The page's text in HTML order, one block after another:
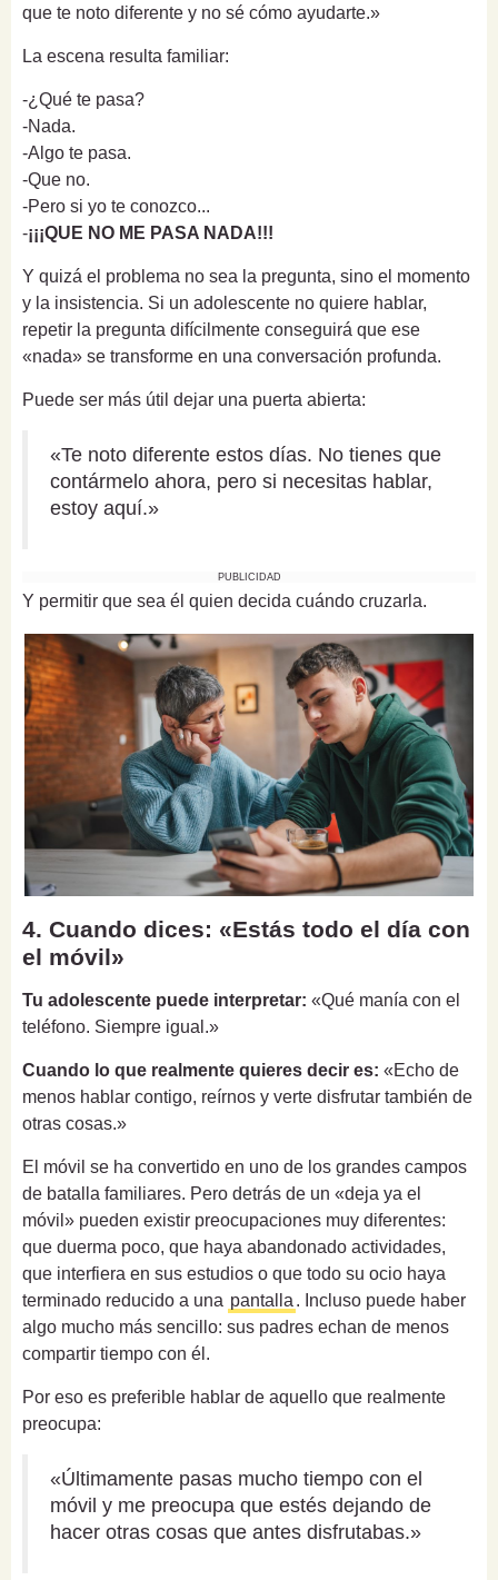
que te noto diferente y no sé cómo ayudarte.»
La escena resulta familiar:
-¿Qué te pasa?
-Nada.
-Algo te pasa.
-Que no.
-Pero si yo te conozco...
-¡¡¡QUE NO ME PASA NADA!!!
Y quizá el problema no sea la pregunta, sino el momento
y la insistencia. Si un adolescente no quiere hablar,
repetir la pregunta difícilmente conseguirá que ese
«nada» se transforme en una conversación profunda.
Puede ser más útil dejar una puerta abierta:
«Te noto diferente estos días. No tienes que
contármelo ahora, pero si necesitas hablar,
estoy aquí.»
PUBLICIDAD
Y permitir que sea él quien decida cuándo cruzarla.
4. Cuando dices: «Estás todo el día con
el móvil»
Tu adolescente puede interpretar: «Qué manía con el
teléfono. Siempre igual.»
Cuando lo que realmente quieres decir es: «Echo de
menos hablar contigo, reírnos y verte disfrutar también de
otras cosas.»
El móvil se ha convertido en uno de los grandes campos
de batalla familiares. Pero detrás de un «deja ya el
móvil» pueden existir preocupaciones muy diferentes:
que duerma poco, que haya abandonado actividades,
que interfiera en sus estudios o que todo su ocio haya
terminado reducido a una pantalla . Incluso puede haber
algo mucho más sencillo: sus padres echan de menos
compartir tiempo con él.
Por eso es preferible hablar de aquello que realmente
preocupa:
«Últimamente pasas mucho tiempo con el
móvil y me preocupa que estés dejando de
hacer otras cosas que antes disfrutabas.»